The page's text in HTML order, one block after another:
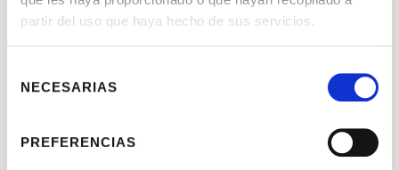
partir del uso que haya hecho de sus servicios.
NECESARIAS
PREFERENCIAS